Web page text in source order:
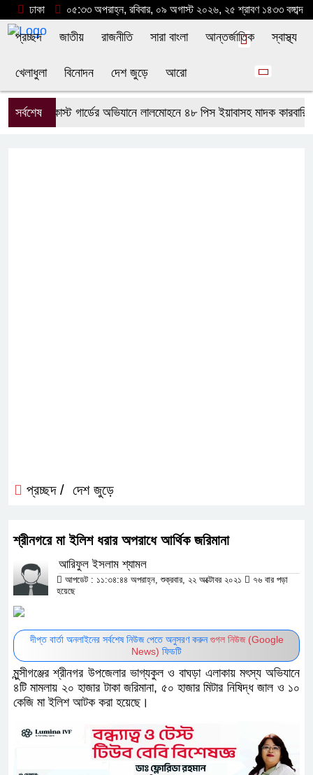
ঢাকা ০৫:৩৩ অপরাহ্ন, রবিবার, ০৯ অগাস্ট ২০২৬, ২৫ শ্রাবণ ১৪৩৩ বঙ্গাব্দ
প্রচ্ছদ জাতীয় রাজনীতি সারা বাংলা আন্তর্জাতিক স্বাস্থ্য
খেলাধুলা বিনোদন দেশ জুড়ে আরো
সর্বশেষকোস্ট গার্ডের অভিযানে লালমোহনে ৪৮ পিস ইয়াবাসহ মাদক কারবারি
প্রচ্ছদ / দেশ জুড়ে
শ্রীনগরে মা ইলিশ ধরার অপরাধে আর্থিক জরিমানা
আরিফুল ইসলাম শ্যামল
আপডেট : ১১:৩৪:৪৪ অপরাহ্ন, শুক্রবার, ২২ অক্টোবর ২০২১
৭৬ বার পড়া
হয়েছে
দীপ্ত বার্তা অনলাইনের সর্বশেষ নিউজ পেতে অনুসরণ করুনগুগল নিউজ (Google
News) ফিডটি
মুন্সীগঞ্জের শ্রীনগর উপজেলার ভাগ্যকুল ও বাঘড়া এলাকায় মৎস্য অভিযানে
৪টি মামলায় ২০ হাজার টাকা জরিমানা, ৫০ হাজার মিটার নিষিদ্ধ জাল ও ১০
কেজি মা ইলিশ আটক করা হয়েছে।